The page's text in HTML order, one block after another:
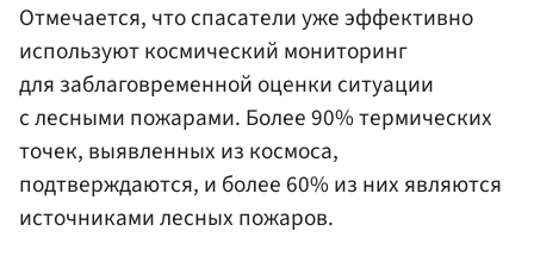
Отмечается, что спасатели уже эффективно
используют космический мониторинг
для заблаговременной оценки ситуации
с лесными пожарами. Более 90% термических
точек, выявленных из космоса,
подтверждаются, и более 60% из них являются
источниками лесных пожаров.